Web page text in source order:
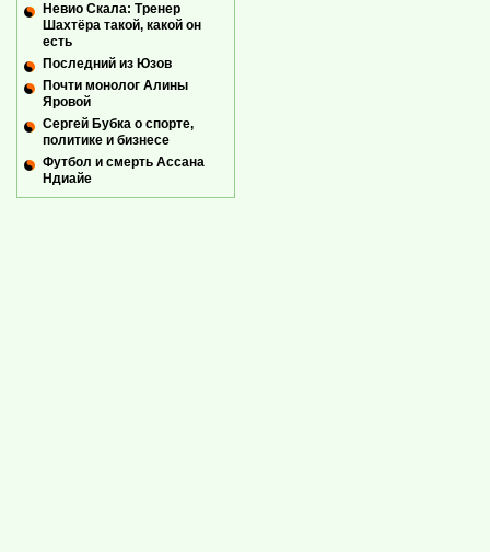
Невио Скала: Тренер
Шахтёра такой, какой он
есть
Последний из Юзов
Почти монолог Алины
Яровой
Сергей Бубка о спорте,
политике и бизнесе
Футбол и смерть Ассана
Ндиайе